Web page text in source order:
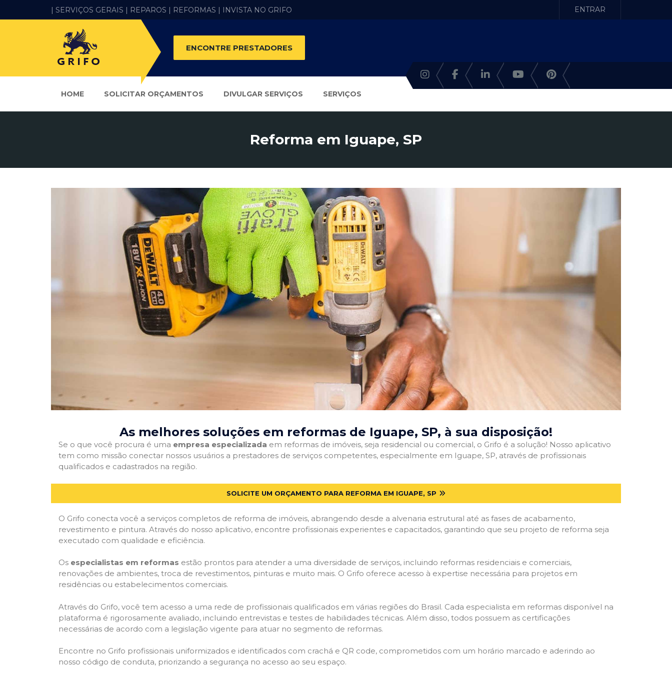
| SERVIÇOS GERAIS | REPAROS | REFORMAS | INVISTA NO GRIFO ENTRAR
ENCONTRE PRESTADORES
HOME SOLICITAR ORÇAMENTOS DIVULGAR SERVIÇOS SERVIÇOS
Reforma em Iguape, SP
As melhores soluções em reformas de Iguape, SP, à sua disposição!
Se o que você procura é uma empresa especializada em reformas de imóveis, seja residencial ou comercial, o Grifo é a solução! Nosso aplicativo
tem como missão conectar nossos usuários a prestadores de serviços competentes, especialmente em Iguape, SP, através de profissionais
qualificados e cadastrados na região.
SOLICITE UM ORÇAMENTO PARA REFORMA EM IGUAPE, SP
O Grifo conecta você a serviços completos de reforma de imóveis, abrangendo desde a alvenaria estrutural até as fases de acabamento,
revestimento e pintura. Através do nosso aplicativo, encontre profissionais experientes e capacitados, garantindo que seu projeto de reforma seja
executado com qualidade e eficiência.
Os especialistas em reformas estão prontos para atender a uma diversidade de serviços, incluindo reformas residenciais e comerciais,
renovações de ambientes, troca de revestimentos, pinturas e muito mais. O Grifo oferece acesso à expertise necessária para projetos em
residências ou estabelecimentos comerciais.
Através do Grifo, você tem acesso a uma rede de profissionais qualificados em várias regiões do Brasil. Cada especialista em reformas disponível na
plataforma é rigorosamente avaliado, incluindo entrevistas e testes de habilidades técnicas. Além disso, todos possuem as certificações
necessárias de acordo com a legislação vigente para atuar no segmento de reformas.
Encontre no Grifo profissionais uniformizados e identificados com crachá e QR code, comprometidos com um horário marcado e aderindo ao
nosso código de conduta, priorizando a segurança no acesso ao seu espaço.